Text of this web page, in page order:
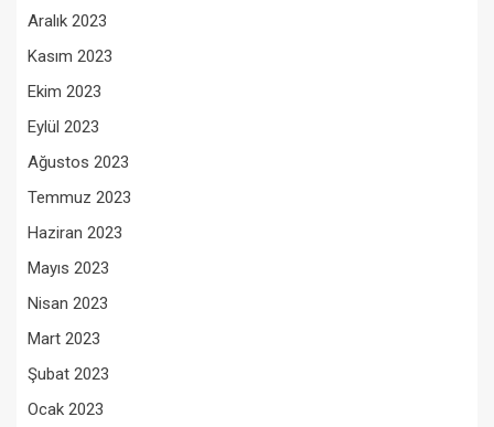
Aralık 2023
Kasım 2023
Ekim 2023
Eylül 2023
Ağustos 2023
Temmuz 2023
Haziran 2023
Mayıs 2023
Nisan 2023
Mart 2023
Şubat 2023
Ocak 2023